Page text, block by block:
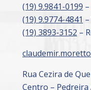
(19) 9.9841-0199
(19) 9.9774-4841
(19) 3893-3152 –
Rua Cezira de
Centro – Pedreira